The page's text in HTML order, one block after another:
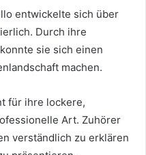
entwickelte sich über
Durch ihre
sie sich einen
machen.
für ihre lockere,
Art. Zuhörer
verständlich zu erklären